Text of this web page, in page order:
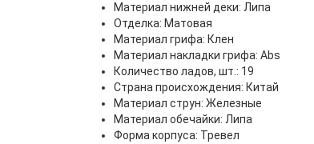
Материал нижней деки: Липа
Отделка: Матовая
Материал грифа: Клен
Материал накладки грифа: Abs
Количество ладов, шт.: 19
Страна происхождения: Китай
Материал струн: Железные
Материал обечайки: Липа
Форма корпуса: Тревел